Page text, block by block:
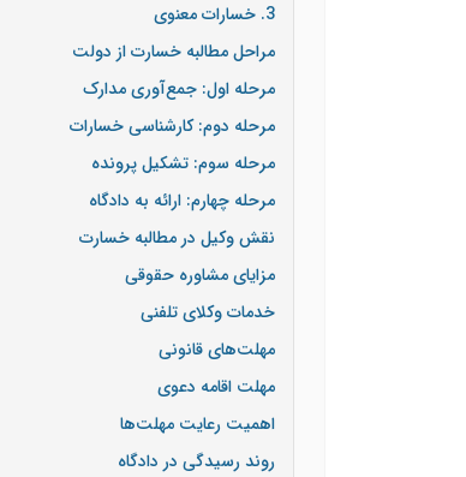
3. خسارات معنوی
مراحل مطالبه خسارت از دولت
مرحله اول: جمع‌آوری مدارک
مرحله دوم: کارشناسی خسارات
مرحله سوم: تشکیل پرونده
مرحله چهارم: ارائه به دادگاه
نقش وکیل در مطالبه خسارت
مزایای مشاوره حقوقی
خدمات وکلای تلفنی
مهلت‌های قانونی
مهلت اقامه دعوی
اهمیت رعایت مهلت‌ها
روند رسیدگی در دادگاه